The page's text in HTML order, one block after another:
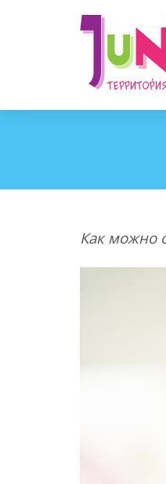
Как можно